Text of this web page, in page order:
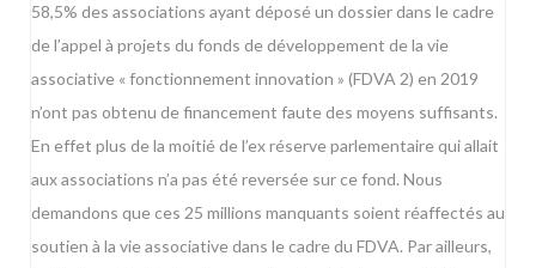
58,5% des associations ayant déposé un dossier dans le cadre
de l’appel à projets du fonds de développement de la vie
associative « fonctionnement innovation » (FDVA 2) en 2019
n’ont pas obtenu de financement faute des moyens suffisants.
En effet plus de la moitié de l’ex réserve parlementaire qui allait
aux associations n’a pas été reversée sur ce fond. Nous
demandons que ces 25 millions manquants soient réaffectés au
soutien à la vie associative dans le cadre du FDVA. Par ailleurs,